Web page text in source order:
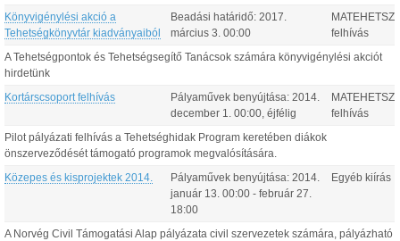
Könyvigénylési akció a
Tehetségkönyvtár kiadványaiból
Beadási határidő: 2017.
március 3 00:00
MATEHETSZ
felhívás
A Tehetségpontok és Tehetségsegítő Tanácsok számára könyvigénylési akciót
hirdetünk
Kortárscsoport felhívás Pályaművek benyújtása: 2014.
december 1 00:00 , éjfélig
MATEHETSZ
felhívás
Pilot pályázati felhívás a Tehetséghidak Program keretében diákok
önszerveződését támogató programok megvalósítására.
Közepes és kisprojektek 2014. Pályaművek benyújtása: 2014.
január 13 00:00 - február 27
18:00
Egyéb kiírás
A Norvég Civil Támogatási Alap pályázata civil szervezetek számára, pályázható